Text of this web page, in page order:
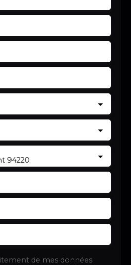
94220
de mes données